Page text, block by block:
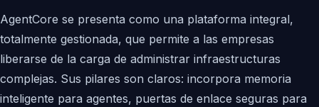
AgentCore se presenta como una plataforma integral,
totalmente gestionada, que permite a las empresas
liberarse de la carga de administrar infraestructuras
complejas. Sus pilares son claros: incorpora memoria
inteligente para agentes, puertas de enlace seguras para